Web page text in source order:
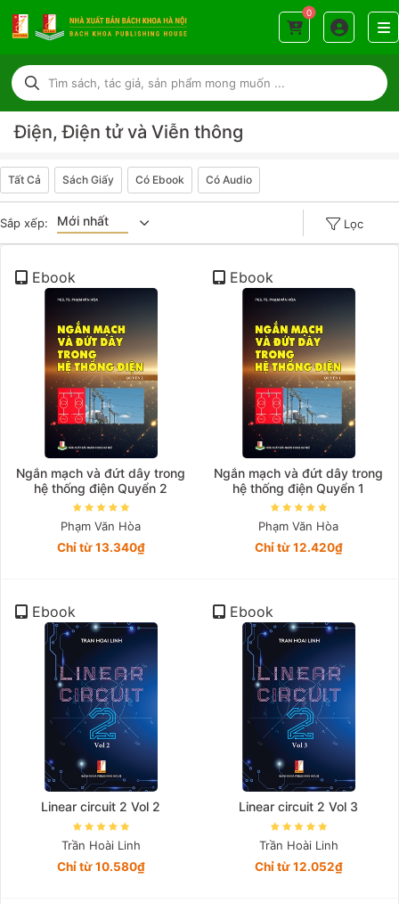
0
Điện, Điện tử và Viễn thông
Tất Cả Sách Giấy Có Ebook Có Audio
Sắp xếp: Mới nhất Lọc
Giá thấp đần
Năm xuất bản
Mới nhất
Ebook
Ngắn mạch và đứt dây trong
hệ thống điện Quyển 2
Phạm Văn Hòa
Chỉ từ 13.340₫
Ebook
Ngắn mạch và đứt dây trong
hệ thống điện Quyển 1
Phạm Văn Hòa
Chỉ từ 12.420₫
Ebook
Linear circuit 2 Vol 2
Trần Hoài Linh
Chỉ từ 10.580₫
Ebook
Linear circuit 2 Vol 3
Trần Hoài Linh
Chỉ từ 12.052₫